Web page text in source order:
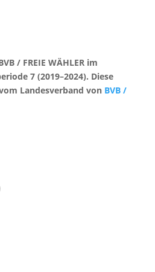
/ FREIE WÄHLER im
7 (2019–2024). Diese
Landesverband von BVB /